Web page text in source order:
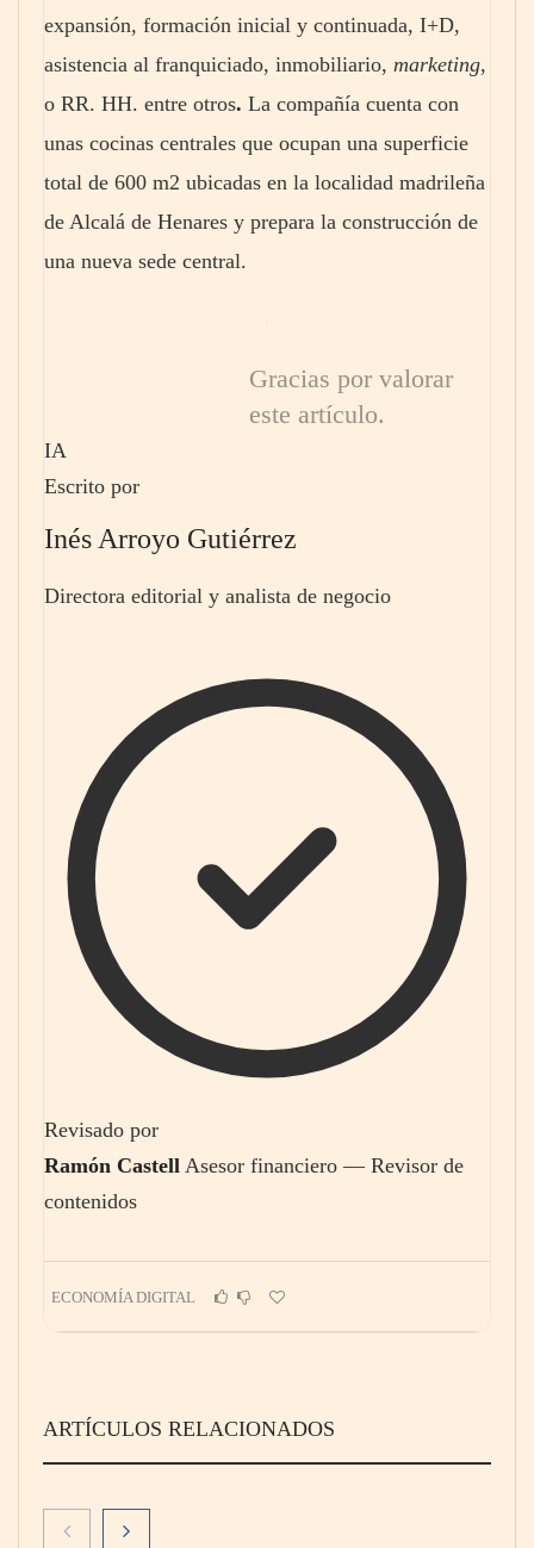
expansión, formación inicial y continuada, I+D,
asistencia al franquiciado, inmobiliario, marketing,
o RR. HH. entre otros. La compañía cuenta con
unas cocinas centrales que ocupan una superficie
total de 600 m2 ubicadas en la localidad madrileña
de Alcalá de Henares y prepara la construcción de
una nueva sede central.
Gracias por valorar
este artículo.
IA
Escrito por
Inés Arroyo Gutiérrez
Directora editorial y analista de negocio
Revisado por
Ramón Castell Asesor financiero — Revisor de
contenidos
ECONOMÍA DIGITAL
ARTÍCULOS RELACIONADOS
Theriva™ Biologics anuncia que se ha